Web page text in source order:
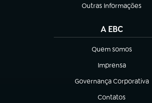
Outras Informações
(abre em nova aba)
A EBC
Quem somos
(abre em nova aba)
Imprensa
(abre em nova aba)
Governança Corporativa
(abre em nova aba)
Contatos
(abre em nova aba)